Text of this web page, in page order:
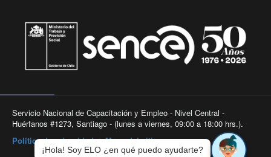
Servicio Nacional de Capacitación y Empleo - Nivel Central -
Huérfanos #1273, Santiago - (lunes a viernes, 09:00 a 18:00 hrs.).
Política de privacidad|Mapa del sitio
¡Hola! Soy ELO ¿en qué puedo ayudarte?